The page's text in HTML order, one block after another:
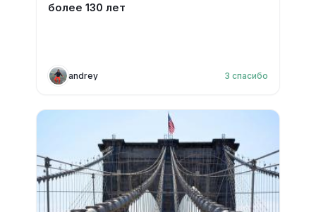
более 130 лет
andrey 3 спасибо